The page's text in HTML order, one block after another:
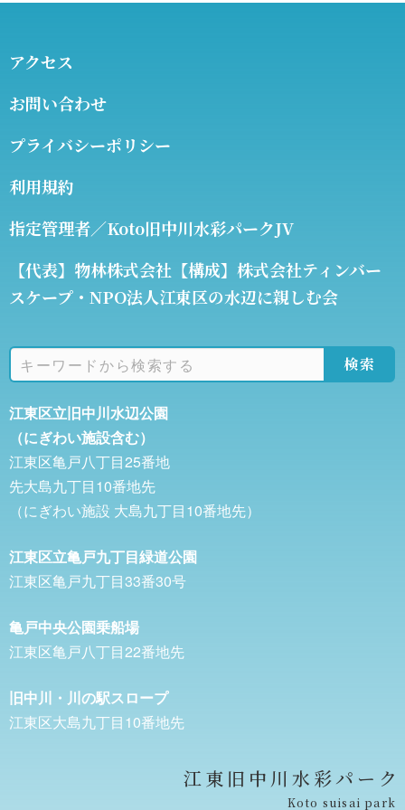
アクセス
お問い合わせ
プライバシーポリシー
利用規約
指定管理者／Koto旧中川水彩パークJV
【代表】物林株式会社【構成】株式会社ティンバー
スケープ・NPO法人江東区の水辺に親しむ会
検索
江東区立旧中川水辺公園
（にぎわい施設含む）
江東区亀戸八丁目25番地
先大島九丁目10番地先
（にぎわい施設 大島九丁目10番地先）
江東区立亀戸九丁目緑道公園
江東区亀戸九丁目33番30号
亀戸中央公園乗船場
江東区亀戸八丁目22番地先
旧中川・川の駅スロープ
江東区大島九丁目10番地先
江東旧中川水彩パーク
Koto suisai park